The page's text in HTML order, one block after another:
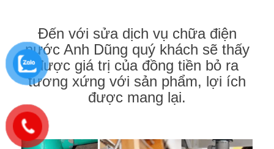
Đến với sửa dịch vụ chữa điện
nước Anh Dũng quý khách sẽ thấy
được giá trị của đồng tiền bỏ ra
tương xứng với sản phẩm, lợi ích
được mang lại.